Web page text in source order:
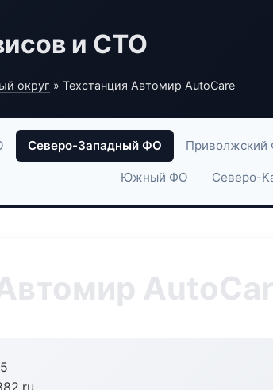
и СТО
округ » Техстанция Автомир AutoCare
Северо-Западный ФО Приволжский
Южный ФО Северо-